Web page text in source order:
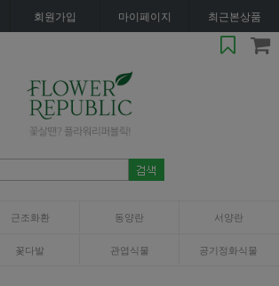
회원가입 마이페이지 최근본상품
근조화환 동양란 서양란
꽃다발 관엽식물 공기정화식물